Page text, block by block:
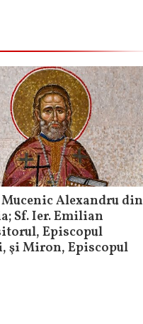
Mucenic Alexandru din
Sf. Ier. Emilian
Episcopul
şi Miron, Episcopul